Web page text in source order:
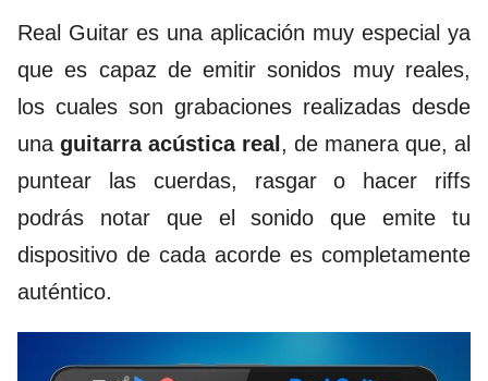
Real Guitar es una aplicación muy especial ya
que es capaz de emitir sonidos muy reales,
los cuales son grabaciones realizadas desde
una guitarra acústica real , de manera que, al
puntear las cuerdas, rasgar o hacer riffs
podrás notar que el sonido que emite tu
dispositivo de cada acorde es completamente
auténtico.